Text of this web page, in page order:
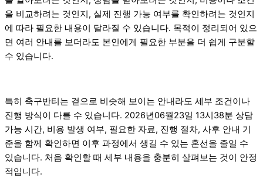
을 비교하려는 것인지, 실제 진행 가능 여부를 확인하려는 것인지
에 따라 필요한 내용이 달라질 수 있습니다. 목적이 정리되어 있으
면 여러 안내를 보더라도 본인에게 필요한 부분을 더 쉽게 구분할
수 있습니다.
특히 축구반티는 겉으로 비슷해 보이는 안내라도 세부 조건이나
진행 방식이 다를 수 있습니다. 2026년06월23일 13시38분 상담
가능 시간, 비용 발생 여부, 필요한 자료, 진행 절차, 사후 안내 기
준을 함께 확인하면 이후 과정에서 생길 수 있는 혼선을 줄일 수
있습니다. 처음 확인할 때 세부 내용을 충분히 살펴보는 것이 안정
적입니다.